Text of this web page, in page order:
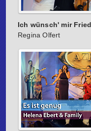
Ich wünsch' mir
Regina Olfert